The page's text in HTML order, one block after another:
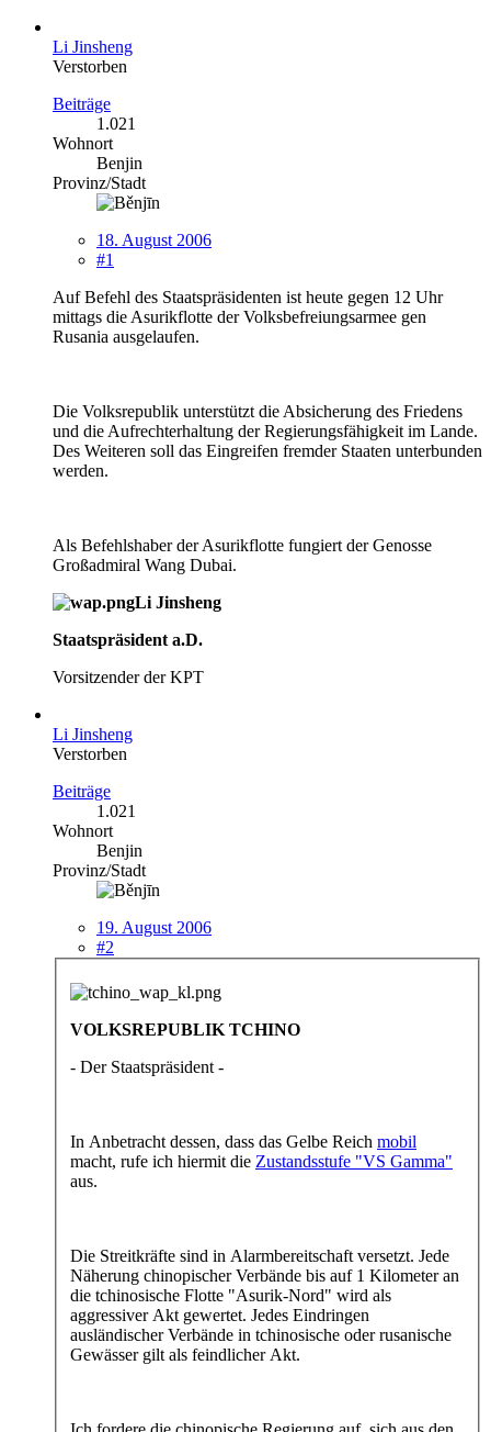
Li Jinsheng
Verstorben
Beiträge
1.021
Wohnort
Benjin
Provinz/Stadt
18. August 2006
#1
Auf Befehl des Staatspräsidenten ist heute gegen 12 Uhr
mittags die Asurikflotte der Volksbefreiungsarmee gen
Rusania ausgelaufen.
Die Volksrepublik unterstützt die Absicherung des Friedens
und die Aufrechterhaltung der Regierungsfähigkeit im Lande.
Des Weiteren soll das Eingreifen fremder Staaten unterbunden
werden.
Als Befehlshaber der Asurikflotte fungiert der Genosse
Großadmiral Wang Dubai.
Li Jinsheng
Staatspräsident a.D.
Vorsitzender der KPT
Li Jinsheng
Verstorben
Beiträge
1.021
Wohnort
Benjin
Provinz/Stadt
19. August 2006
#2
VOLKSREPUBLIK TCHINO
- Der Staatspräsident -
In Anbetracht dessen, dass das Gelbe Reich mobil
macht, rufe ich hiermit die Zustandsstufe "VS Gamma"
aus.
Die Streitkräfte sind in Alarmbereitschaft versetzt. Jede
Näherung chinopischer Verbände bis auf 1 Kilometer an
die tchinosische Flotte "Asurik-Nord" wird als
aggressiver Akt gewertet. Jedes Eindringen
ausländischer Verbände in tchinosische oder rusanische
Gewässer gilt als feindlicher Akt.